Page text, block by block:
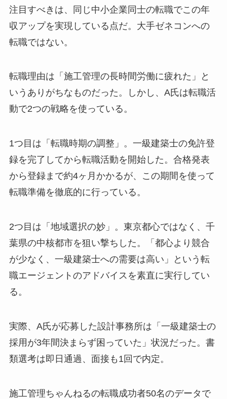
注目すべきは、同じ中小企業同士の転職でこの年
収アップを実現している点だ。大手ゼネコンへの
転職ではない。
転職理由は「施工管理の長時間労働に疲れた」と
いうありがちなものだった。しかし、A氏は転職活
動で2つの戦略を使っている。
1つ目は「転職時期の調整」。一級建築士の免許登
録を完了してから転職活動を開始した。合格発表
から登録まで約4ヶ月かかるが、この期間を使って
転職準備を徹底的に行っている。
2つ目は「地域選択の妙」。東京都心ではなく、千
葉県の中核都市を狙い撃ちした。「都心より競合
が少なく、一級建築士への需要は高い」という転
職エージェントのアドバイスを素直に実行してい
る。
実際、A氏が応募した設計事務所は「一級建築士の
採用が3年間決まらず困っていた」状況だった。書
類選考は即日通過、面接も1回で内定。
施工管理ちゃんねるの転職成功者50名のデータで